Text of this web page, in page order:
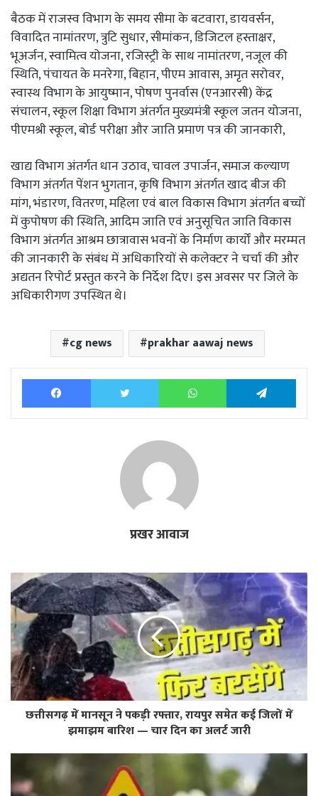
बैठक में राजस्व विभाग के समय सीमा के बटवारा, डायवर्सन,
विवादित नामांतरण, त्रुटि सुधार, सीमांकन, डिजिटल हस्ताक्षर,
भूअर्जन, स्वामित्व योजना, रजिस्ट्री के साथ नामांतरण, नजूल की
स्थिति, पंचायत के मनरेगा, बिहान, पीएम आवास, अमृत सरोवर,
स्वास्थ विभाग के आयुष्मान, पोषण पुनर्वास (एनआरसी) केंद्र
संचालन, स्कूल शिक्षा विभाग अंतर्गत मुख्यमंत्री स्कूल जतन योजना,
पीएमश्री स्कूल, बोर्ड परीक्षा और जाति प्रमाण पत्र की जानकारी,
खाद्य विभाग अंतर्गत धान उठाव, चावल उपार्जन, समाज कल्याण
विभाग अंतर्गत पेंशन भुगतान, कृषि विभाग अंतर्गत खाद बीज की
मांग, भंडारण, वितरण, महिला एवं बाल विकास विभाग अंतर्गत बच्चों
में कुपोषण की स्थिति, आदिम जाति एवं अनुसूचित जाति विकास
विभाग अंतर्गत आश्रम छात्रावास भवनों के निर्माण कार्यों और मरम्मत
की जानकारी के संबंध में अधिकारियों से कलेक्टर ने चर्चा की और
अद्यतन रिपोर्ट प्रस्तुत करने के निर्देश दिए। इस अवसर पर जिले के
अधिकारीगण उपस्थित थे।
cg news prakhar aawaj news
Facebook Twitter WhatsApp
प्रखर आवाज
छत्तीसगढ़ में मानसून ने पकड़ी रफ्तार, रायपुर समेत कई जिलों में
झमाझम बारिश — चार दिन का अलर्ट जारी